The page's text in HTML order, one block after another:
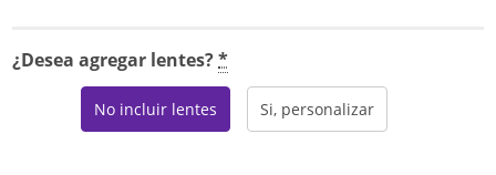
¿Desea agregar lentes?*
No incluir lentes Si, personalizar